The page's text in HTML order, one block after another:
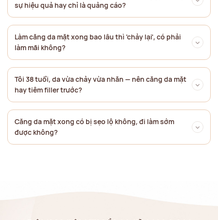
sự hiệu quả hay chỉ là quảng cáo?
Làm căng da mặt xong bao lâu thì 'chảy lại', có phải
làm mãi không?
Tôi 38 tuổi, da vừa chảy vừa nhăn — nên căng da mặt
hay tiêm filler trước?
Căng da mặt xong có bị sẹo lộ không, đi làm sớm
được không?